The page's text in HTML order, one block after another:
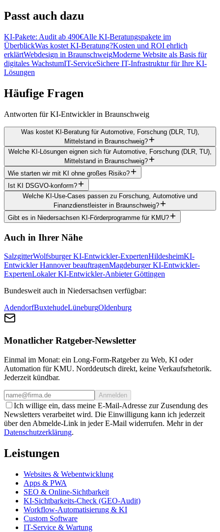
Passt auch dazu
KI-Pakete: Audit ab 490€Alle KI-Beratungspakete im
ÜberblickWas kostet KI-Beratung?Kosten und ROI ehrlich
erklärtWebdesign in BraunschweigModerne Website als Basis für
digitales WachstumIT-ServiceSichere IT-Infrastruktur für Ihre KI-
Lösungen
Häufige Fragen
Antworten für KI-Entwickler in Braunschweig
Was kostet KI-Beratung für Automotive, Forschung (DLR, TU),
Mittelstand in Braunschweig?
Welche KI-Lösungen eignen sich für Automotive, Forschung (DLR, TU),
Mittelstand in Braunschweig?
Wie starten wir mit KI ohne großes Risiko?
Ist KI DSGVO-konform?
Welche KI-Use-Cases passen zu Forschung, Automotive und
Finanzdienstleister in Braunschweig?
Gibt es in Niedersachsen KI-Förderprogramme für KMU?
Auch in Ihrer Nähe
SalzgitterWolfsburger KI-Entwickler-ExpertenHildesheimKI-
Entwickler Hannover beauftragenMagdeburger KI-Entwickler-
ExpertenLokaler KI-Entwickler-Anbieter Göttingen
Bundesweit auch in Niedersachsen verfügbar:
AdendorfBuxtehudeLüneburgOldenburg
Monatlicher Ratgeber-Newsletter
Einmal im Monat: ein Long-Form-Ratgeber zu Web, KI oder
Automation für KMU. Norddeutsch direkt, keine Verkaufsrhetorik.
Jederzeit kündbar.
Anmelden
Ich willige ein, dass meine E-Mail-Adresse zur Zusendung des
Newsletters verarbeitet wird. Die Einwilligung kann ich jederzeit
über den Abmelde-Link in jeder E-Mail widerrufen. Mehr in der
Datenschutzerklärung.
Leistungen
Websites & Webentwicklung
Apps & PWA
SEO & Online-Sichtbarkeit
KI-Sichtbarkeits-Check (GEO-Audit)
Workflow-Automatisierung & KI
Custom Software
IT-Service & Wartung